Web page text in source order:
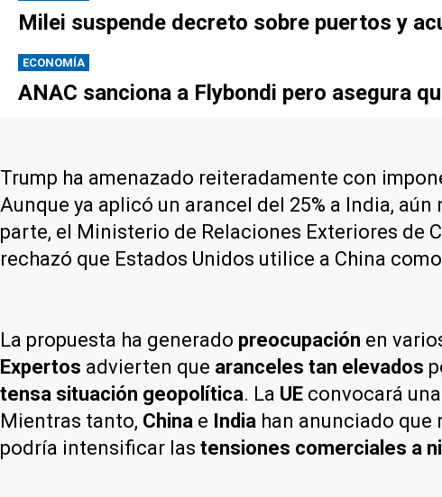
Milei suspende decreto sobre puertos y
ECONOMÍA
ANAC sanciona a Flybondi pero asegura
Trump ha amenazado reiteradamente con
Aunque ya aplicó un arancel del 25% a India,
parte, el Ministerio de Relaciones Exteriores de
rechazó que Estados Unidos utilice a China
La propuesta ha generado preocupación en
Expertos advierten que aranceles tan elevados
tensa situación geopolítica. La UE convocará una
Mientras tanto, China e India han anunciado que
podría intensificar las tensiones comerciales a